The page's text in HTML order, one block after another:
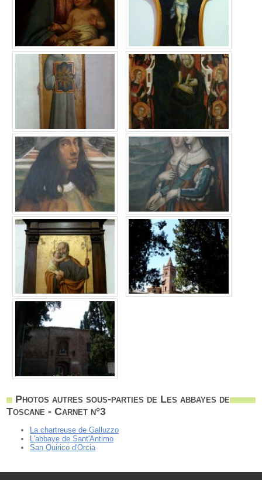
Photos autres sous-parties de Les abbayes de
Toscane - Carnet n°3
La chartreuse de Galluzzo
L'abbaye de Sant'Antimo
San Quirico d'Orcia